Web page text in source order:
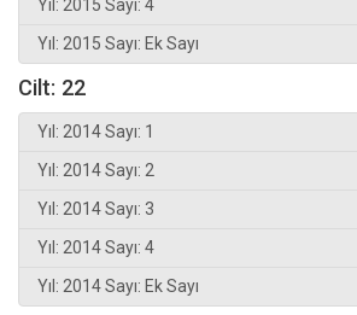
Yıl: 2015 Sayı: 4
Yıl: 2015 Sayı: Ek Sayı
Cilt: 22
Yıl: 2014 Sayı: 1
Yıl: 2014 Sayı: 2
Yıl: 2014 Sayı: 3
Yıl: 2014 Sayı: 4
Yıl: 2014 Sayı: Ek Sayı